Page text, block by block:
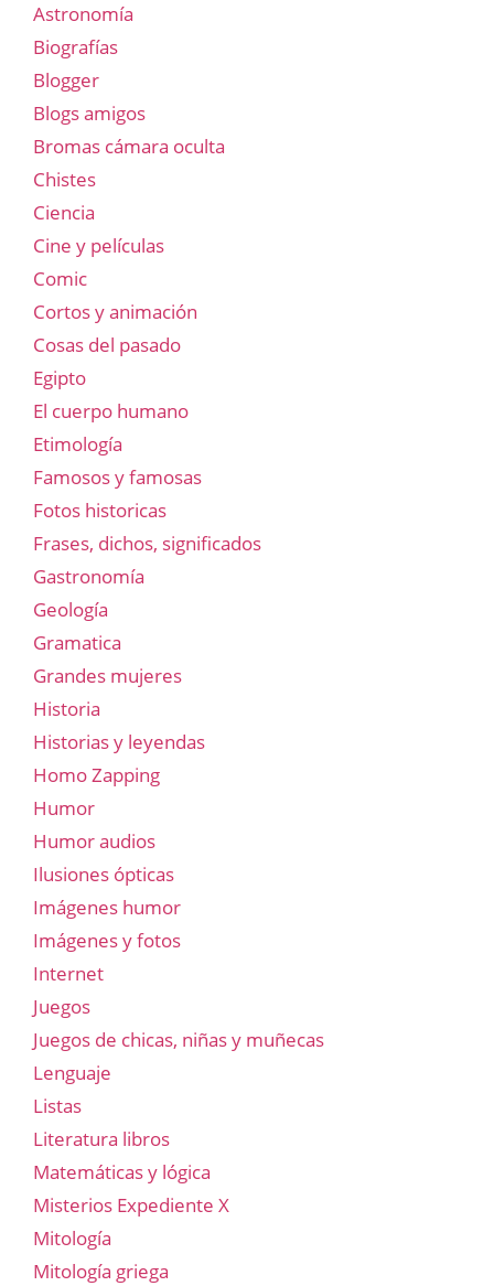
Astronomía
Biografías
Blogger
Blogs amigos
Bromas cámara oculta
Chistes
Ciencia
Cine y películas
Comic
Cortos y animación
Cosas del pasado
Egipto
El cuerpo humano
Etimología
Famosos y famosas
Fotos historicas
Frases, dichos, significados
Gastronomía
Geología
Gramatica
Grandes mujeres
Historia
Historias y leyendas
Homo Zapping
Humor
Humor audios
Ilusiones ópticas
Imágenes humor
Imágenes y fotos
Internet
Juegos
Juegos de chicas, niñas y muñecas
Lenguaje
Listas
Literatura libros
Matemáticas y lógica
Misterios Expediente X
Mitología
Mitología griega